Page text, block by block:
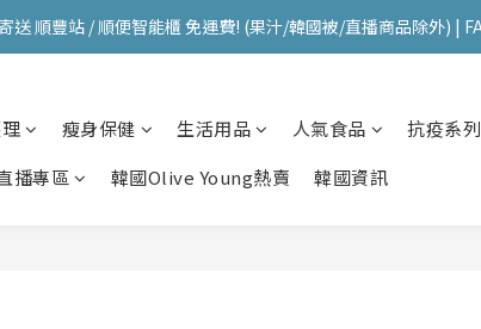
送 順豐站 / 順便智能櫃 免運費! (果汁/韓國被/直播商品除外) |
送 順豐站 / 順便智能櫃 免運費! (果汁/韓國被/直播商品除外) |
送 順豐站 / 順便智能櫃 免運費! (果汁/韓國被/直播商品除外) |
瘦身保健 生活用品 人氣食品 抗疫系列
播專區
韓國Olive Young熱賣 韓國資訊